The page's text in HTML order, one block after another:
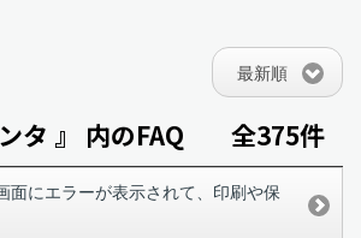
最新順
タ 』 内のFAQ 全375件
面にエラーが表示されて、印刷や保